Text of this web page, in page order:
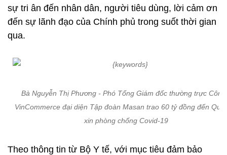
sự tri ân đến nhân dân, người tiêu dùng, lời cảm ơn
đến sự lãnh đạo của Chính phủ trong suốt thời gian
qua.
Bà Nguyễn Thị Phương - Phó Tổng Giám đốc thường trực Công
VinCommerce đại diện Tập đoàn Masan trao 60 tỷ đồng đến Quỹ
xin phòng chống Covid-19
Theo thông tin từ Bộ Y tế, với mục tiêu đảm bảo